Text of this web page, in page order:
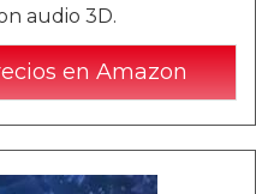
audio 3D.
en Amazon